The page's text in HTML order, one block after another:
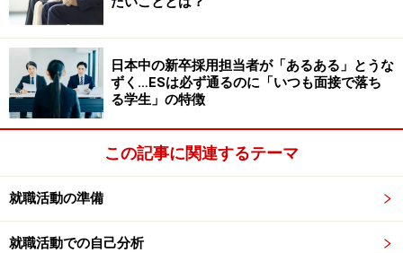
のコミュニケーションが取れ、大学時代の経験を含めて
採用担当者から興味を持ってもらえた学生」ということ
だ。
逆に言えば、1次面接では対象の人数も多く面接時間も
短いため、しっかりとした選考は企業側もできない。そ
2次面接では個別に時間をかけて学生時代の経
その学生が、仕事に求められる基礎的な能力をもってい
るのか、自社が採用したい人材なのかを見極めていく。
日本中の新卒採用担当者が「あるある」とうな
ずく…ESは必ず通るのに「いつも面接で落ち
る学生」の特徴
この記事に関連するテーマ
就職活動の準備
就職活動での自己分析